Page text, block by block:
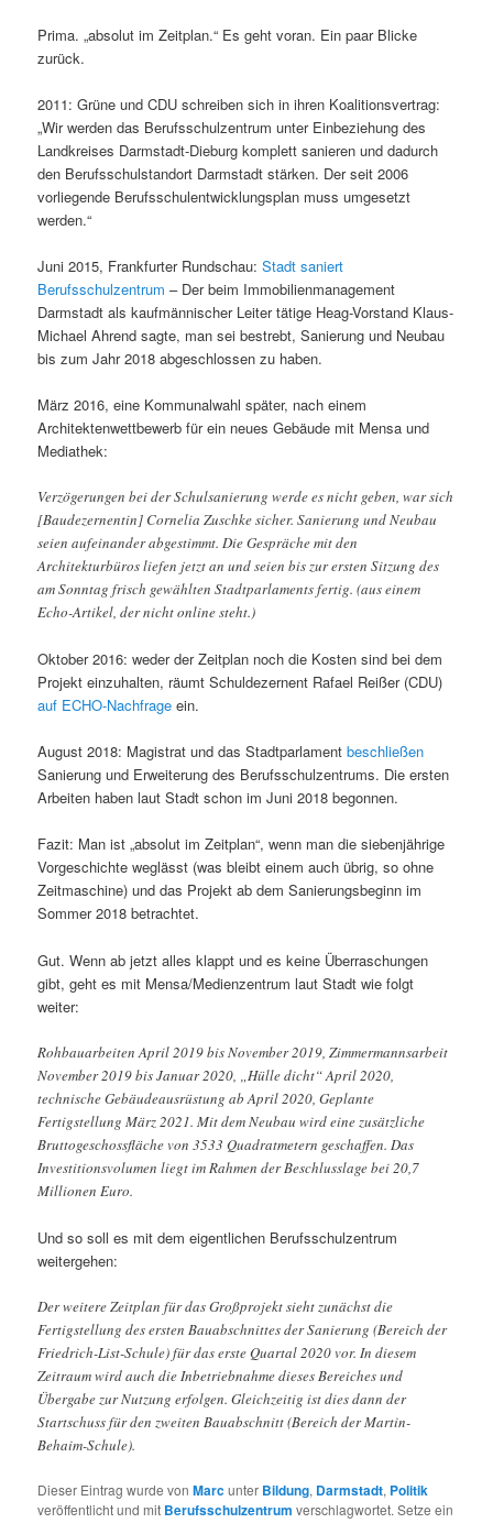
Prima. „absolut im Zeitplan.“ Es geht voran. Ein paar Blicke
zurück.
2011: Grüne und CDU schreiben sich in ihren Koalitionsvertrag:
„Wir werden das Berufsschulzentrum unter Einbeziehung des
Landkreises Darmstadt-Dieburg komplett sanieren und dadurch
den Berufsschulstandort Darmstadt stärken. Der seit 2006
vorliegende Berufsschulentwicklungsplan muss umgesetzt
werden.“
Juni 2015, Frankfurter Rundschau:Stadt saniert
Berufsschulzentrum – Der beim Immobilienmanagement
Darmstadt als kaufmännischer Leiter tätige Heag-Vorstand Klaus-
Michael Ahrend sagte, man sei bestrebt, Sanierung und Neubau
bis zum Jahr 2018 abgeschlossen zu haben.
März 2016, eine Kommunalwahl später, nach einem
Architektenwettbewerb für ein neues Gebäude mit Mensa und
Mediathek:
Verzögerungen bei der Schulsanierung werde es nicht geben, war sich
[Baudezernentin] Cornelia Zuschke sicher. Sanierung und Neubau
seien aufeinander abgestimmt. Die Gespräche mit den
Architekturbüros liefen jetzt an und seien bis zur ersten Sitzung des
am Sonntag frisch gewählten Stadtparlaments fertig. (aus einem
Echo-Artikel, der nicht online steht.)
Oktober 2016: weder der Zeitplan noch die Kosten sind bei dem
Projekt einzuhalten, räumt Schuldezernent Rafael Reißer (CDU)
auf ECHO-Nachfrage ein.
August 2018: Magistrat und das Stadtparlamentbeschließen
Sanierung und Erweiterung des Berufsschulzentrums. Die ersten
Arbeiten haben laut Stadt schon im Juni 2018 begonnen.
Fazit: Man ist „absolut im Zeitplan“, wenn man die siebenjährige
Vorgeschichte weglässt (was bleibt einem auch übrig, so ohne
Zeitmaschine) und das Projekt ab dem Sanierungsbeginn im
Sommer 2018 betrachtet.
Gut. Wenn ab jetzt alles klappt und es keine Überraschungen
gibt, geht es mit Mensa/Medienzentrum laut Stadt wie folgt
weiter:
Rohbauarbeiten April 2019 bis November 2019, Zimmermannsarbeit
November 2019 bis Januar 2020, „Hülle dicht“ April 2020,
technische Gebäudeausrüstung ab April 2020, Geplante
Fertigstellung März 2021. Mit dem Neubau wird eine zusätzliche
Bruttogeschossfläche von 3533 Quadratmetern geschaffen. Das
Investitionsvolumen liegt im Rahmen der Beschlusslage bei 20,7
Millionen Euro.
Und so soll es mit dem eigentlichen Berufsschulzentrum
weitergehen:
Der weitere Zeitplan für das Großprojekt sieht zunächst die
Fertigstellung des ersten Bauabschnittes der Sanierung (Bereich der
Friedrich-List-Schule) für das erste Quartal 2020 vor. In diesem
Zeitraum wird auch die Inbetriebnahme dieses Bereiches und
Übergabe zur Nutzung erfolgen. Gleichzeitig ist dies dann der
Startschuss für den zweiten Bauabschnitt (Bereich der Martin-
Behaim-Schule).
Dieser Eintrag wurde vonMarcunter Bildung, Darmstadt, Politik
veröffentlicht und mit Berufsschulzentrum verschlagwortet. Setze ein